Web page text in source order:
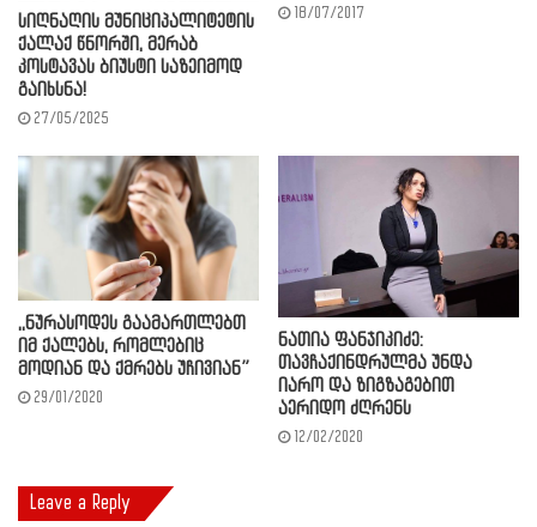
სიღნაღის მუნიციპალიტეტის
ქალაქ წნორში, მერაბ
კოსტავას ბიუსტი საზეიმოდ
გაიხსნა!
27/05/2025
18/07/2017
,,ნურასოდეს გაამართლებთ
იმ ქალებს, რომლებიც
მოდიან და ქმრებს უჩივიან”
29/01/2020
ნათია ფანჯიკიძე:
თავჩაქინდრულმა უნდა
იარო და ზიგზაგებით
აერიდო ძღრენს
12/02/2020
Leave a Reply